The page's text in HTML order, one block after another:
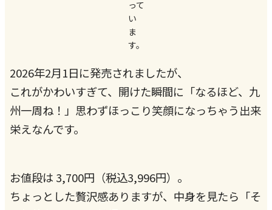
って
い
ま
す。
2026年2月1日に発売されましたが、
これがかわいすぎて、開けた瞬間に「なるほど、九
州一周ね！」思わずほっこり笑顔になっちゃう出来
栄えなんです。
お値段は 3,700円（税込3,996円）。
ちょっとした贅沢感ありますが、中身を見たら「そ